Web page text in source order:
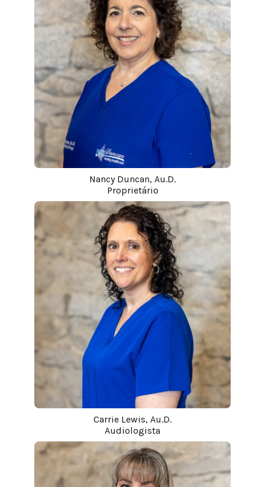
Nancy Duncan, Au.D.
Proprietário
Carrie Lewis, Au.D.
Audiologista